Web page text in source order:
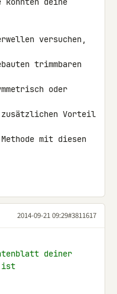
versuchen,
trimmbaren
oder
zusätzlichen Vorteil
mit diesen
2014-09-21 09:29#3811617
deiner
ist